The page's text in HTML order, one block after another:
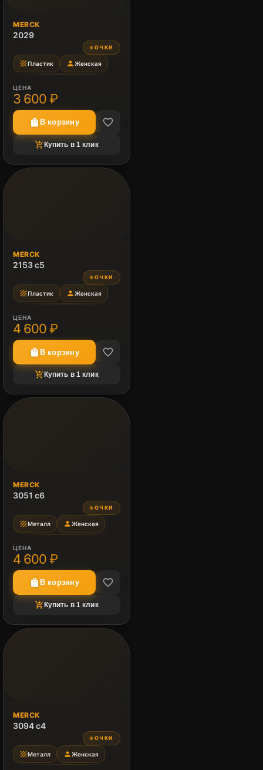
MERCK
2029
● ОЧКИ
textureПластик personЖенская
ЦЕНА
3 600 ₽
shopping_bag В корзину favorite_border
shopping_cart_checkoutКупить в 1 клик
MERCK
2153 c5
● ОЧКИ
textureПластик personЖенская
ЦЕНА
4 600 ₽
shopping_bag В корзину favorite_border
shopping_cart_checkout Купить в 1 клик
MERCK
3051 c6
● ОЧКИ
textureМеталл personЖенская
ЦЕНА
4 600 ₽
shopping_bag В корзину favorite_border
shopping_cart_checkoutКупить в 1 клик
MERCK
3094 c4
● ОЧКИ
textureМеталл personЖенская